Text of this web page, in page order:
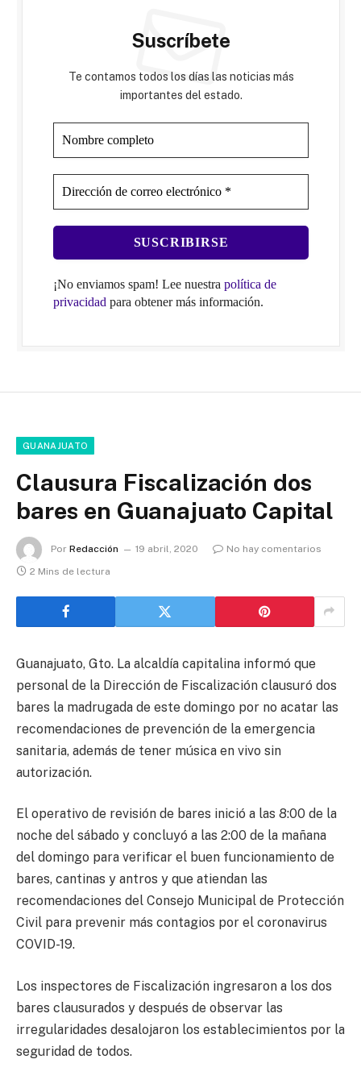
Suscríbete
Te contamos todos los días las noticias más
importantes del estado.
¡No enviamos spam! Lee nuestra política de
privacidad para obtener más información.
GUANAJUATO
Clausura Fiscalización dos
bares en Guanajuato Capital
Por Redacción 19 abril, 2020
No hay comentarios
2 Mins de lectura
Guanajuato, Gto. La alcaldía capitalina informó que
personal de la Dirección de Fiscalización clausuró dos
bares la madrugada de este domingo por no acatar las
recomendaciones de prevención de la emergencia
sanitaria, además de tener música en vivo sin
autorización.
El operativo de revisión de bares inició a las 8:00 de la
noche del sábado y concluyó a las 2:00 de la mañana
del domingo para verificar el buen funcionamiento de
bares, cantinas y antros y que atiendan las
recomendaciones del Consejo Municipal de Protección
Civil para prevenir más contagios por el coronavirus
COVID-19.
Los inspectores de Fiscalización ingresaron a los dos
bares clausurados y después de observar las
irregularidades desalojaron los establecimientos por la
seguridad de todos.